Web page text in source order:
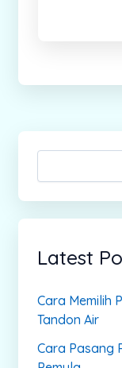
Latest
Cara Memilih
Tandon Air
Cara Pasang